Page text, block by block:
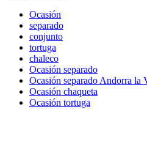
Ocasión
separado
conjunto
tortuga
chaleco
Ocasión separado
Ocasión separado Andorra la
Ocasión chaqueta
Ocasión tortuga